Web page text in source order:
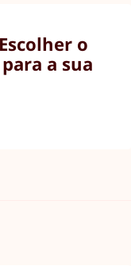
o
a sua